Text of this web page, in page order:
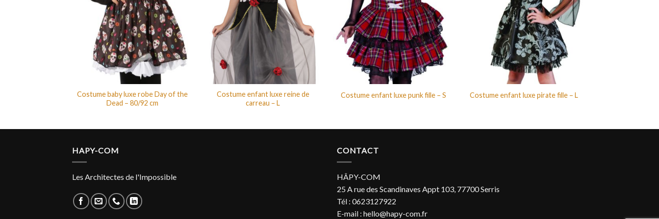
Costume baby luxe robe Day of the
Dead – 80/92 cm
Costume enfant luxe reine de
carreau – L
Costume enfant luxe punk fille – S Costume enfant luxe pirate fille – L
HAPY-COM
Les Architectes de l'Impossible
CONTACT
HÂPY-COM
25 A rue des Scandinaves Appt 103, 77700 Serris
Tél : 0623127922
E-mail : hello@hapy-com.fr